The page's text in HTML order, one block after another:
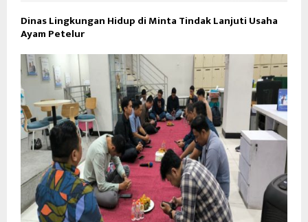
Dinas Lingkungan Hidup di Minta Tindak Lanjuti Usaha
Ayam Petelur